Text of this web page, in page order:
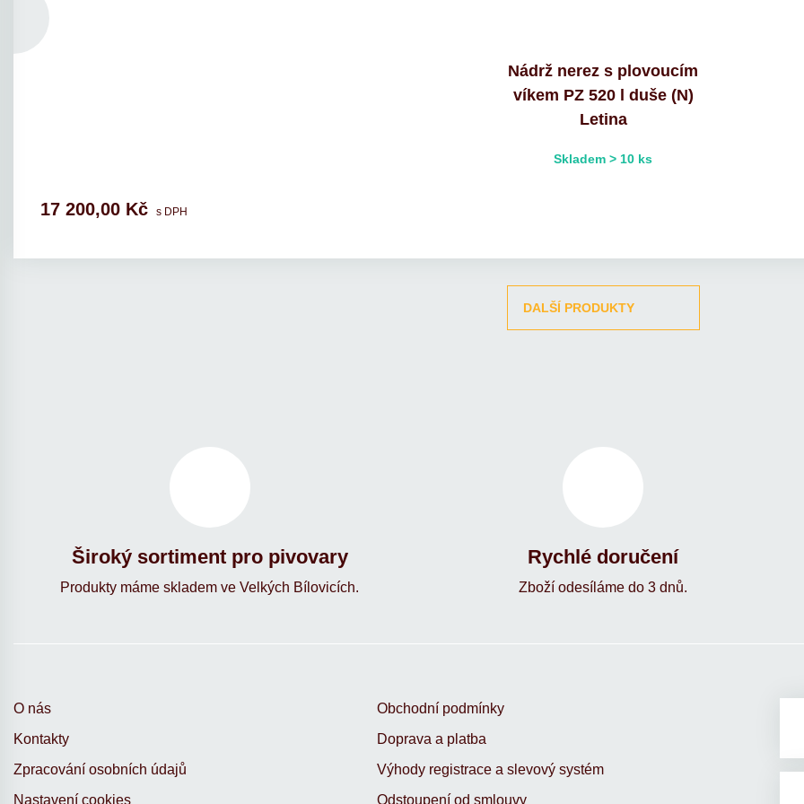
Nádrž nerez s plovoucím
víkem PZ 520 l duše (N)
Letina
Skladem > 10 ks
17 200,00 Kč s DPH
DALŠÍ PRODUKTY
Široký sortiment pro pivovary
Produkty máme skladem ve Velkých Bílovicích.
Rychlé doručení
Zboží odesíláme do 3 dnů.
O nás
Kontakty
Zpracování osobních údajů
Nastavení cookies
Obchodní podmínky
Doprava a platba
Výhody registrace a slevový systém
Odstoupení od smlouvy